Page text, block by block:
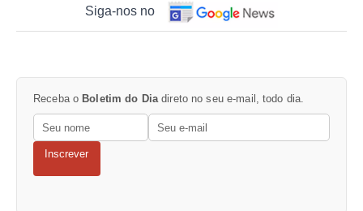
Siga-nos no
Receba o Boletim do Dia direto no seu e-mail, todo dia.
Inscrever